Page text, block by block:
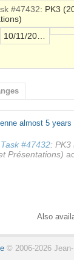
#47432: PK3
almost 5 years
Task #47432:
Présentations)
Also
© 2006-2026 Jean-